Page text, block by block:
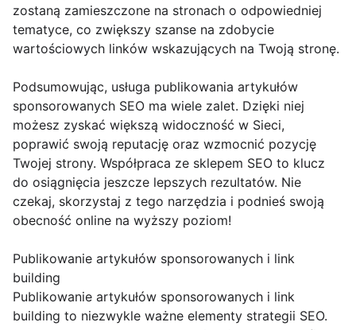
zostaną zamieszczone na stronach o odpowiedniej
tematyce, co zwiększy szanse na zdobycie
wartościowych linków wskazujących na Twoją stronę.
Podsumowując, usługa publikowania artykułów
sponsorowanych SEO ma wiele zalet. Dzięki niej
możesz zyskać większą widoczność w Sieci,
poprawić swoją reputację oraz wzmocnić pozycję
Twojej strony. Współpraca ze sklepem SEO to klucz
do osiągnięcia jeszcze lepszych rezultatów. Nie
czekaj, skorzystaj z tego narzędzia i podnieś swoją
obecność online na wyższy poziom!
Publikowanie artykułów sponsorowanych i link
building
Publikowanie artykułów sponsorowanych i link
building to niezwykle ważne elementy strategii SEO.